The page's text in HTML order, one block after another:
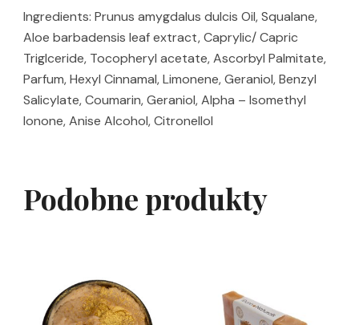
Ingredients: Prunus amygdalus dulcis Oil, Squalane,
Aloe barbadensis leaf extract, Caprylic/ Capric
Triglceride, Tocopheryl acetate, Ascorbyl Palmitate,
Parfum, Hexyl Cinnamal, Limonene, Geraniol, Benzyl
Salicylate, Coumarin, Geraniol, Alpha – Isomethyl
Ionone, Anise Alcohol, Citronellol
Podobne produkty